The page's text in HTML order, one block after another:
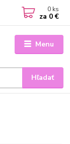
Menu
Hľadať
0 ks
za 0 €